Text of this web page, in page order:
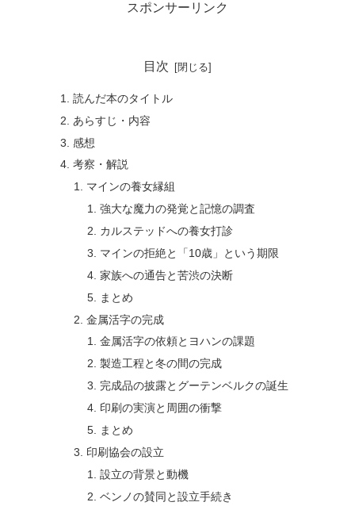
スポンサーリンク
目次
読んだ本のタイトル
あらすじ・内容
感想
考察・解説
マインの養女縁組
強大な魔力の発覚と記憶の調査
カルステッドへの養女打診
マインの拒絶と「10歳」という期限
家族への通告と苦渋の決断
まとめ
金属活字の完成
金属活字の依頼とヨハンの課題
製造工程と冬の間の完成
完成品の披露とグーテンベルクの誕生
印刷の実演と周囲の衝撃
まとめ
印刷協会の設立
設立の背景と動機
ベンノの賛同と設立手続き